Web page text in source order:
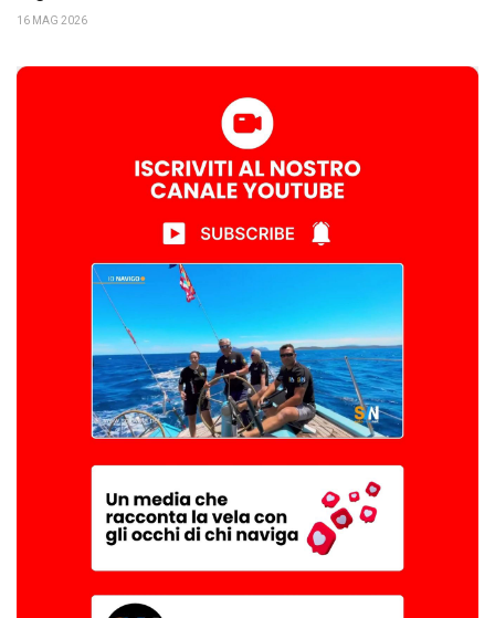
16 MAG 2026